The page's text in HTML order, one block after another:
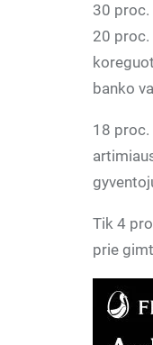
30
20
banko
18
Tik 4
prie